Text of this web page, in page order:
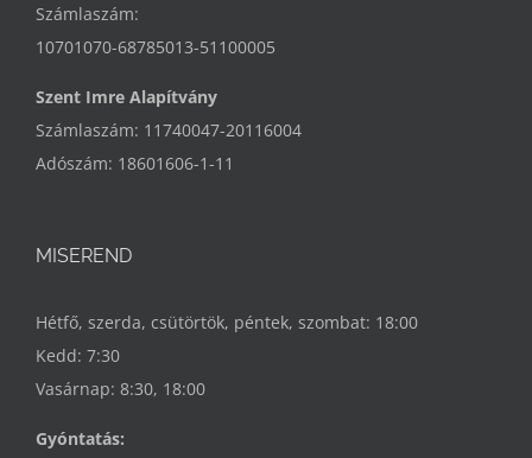
Számlaszám:
10701070-68785013-51100005
Szent Imre Alapítvány
Számlaszám: 11740047-20116004
Adószám: 18601606-1-11
MISEREND
Hétfő, szerda, csütörtök, péntek, szombat: 18:00
Kedd: 7:30
Vasárnap: 8:30, 18:00
Gyóntatás: